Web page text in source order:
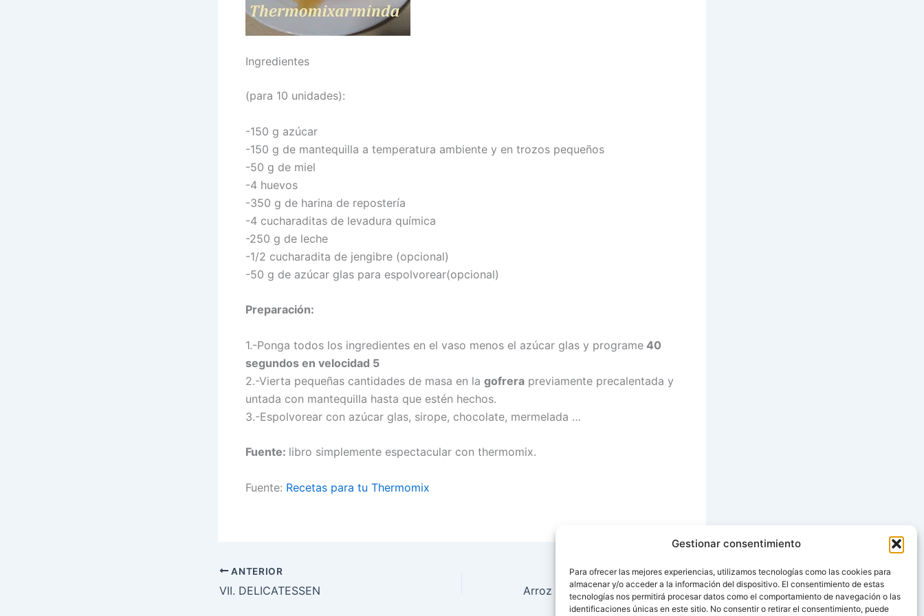
Gestionar consentimiento
Para ofrecer las mejores experiencias, utilizamos tecnologías como las cookies para
almacenar y/o acceder a la información del dispositivo. El consentimiento de estas
tecnologías nos permitirá procesar datos como el comportamiento de navegación o las
identificaciones únicas en este sitio. No consentir o retirar el consentimiento, puede
Ingredientes
(para 10 unidades):
-150 g azúcar
-150 g de mantequilla a temperatura ambiente y en trozos pequeños
-50 g de miel
-4 huevos
-350 g de harina de repostería
-4 cucharaditas de levadura química
-250 g de leche
-1/2 cucharadita de jengibre (opcional)
-50 g de azúcar glas para espolvorear(opcional)
Preparación:
1.-Ponga todos los ingredientes en el vaso menos el azúcar glas y programe 40
segundos en velocidad 5
2.-Vierta pequeñas cantidades de masa en la gofrera previamente precalentada y
untada con mantequilla hasta que estén hechos.
3.-Espolvorear con azúcar glas, sirope, chocolate, mermelada …
Fuente: libro simplemente espectacular con thermomix.
Fuente: Recetas para tu Thermomix
ANTERIOR
VII. DELICATESSEN
SIGUIENTE
Arroz verde de algas y mayonesa de tinta de choco